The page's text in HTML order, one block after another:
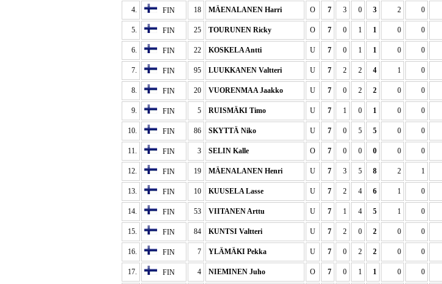
4. FIN 18 MÄENALANEN Harri O 7 3 0 3 2 0
5. FIN 25 TOURUNEN Ricky O 7 0 1 1 0 0
6. FIN 22 KOSKELA Antti U 7 0 1 1 0 0
7. FIN 95 LUUKKANEN Valtteri U 7 2 2 4 1 0
8. FIN 20 VUORENMAA Jaakko U 7 0 2 2 0 0
9. FIN 5 RUISMÄKI Timo U 7 1 0 1 0 0
10. FIN 86 SKYTTÄ Niko U 7 0 5 5 0 0
11. FIN 3 SELIN Kalle O 7 0 0 0 0 0
12. FIN 19 MÄENALANEN Henri U 7 3 5 8 2 1
13. FIN 10 KUUSELA Lasse U 7 2 4 6 1 0
14. FIN 53 VIITANEN Arttu U 7 1 4 5 1 0
15. FIN 84 KUNTSI Valtteri U 7 2 0 2 0 0
16. FIN 7 YLÄMÄKI Pekka U 7 0 2 2 0 0
17. FIN 4 NIEMINEN Juho O 7 0 1 1 0 0